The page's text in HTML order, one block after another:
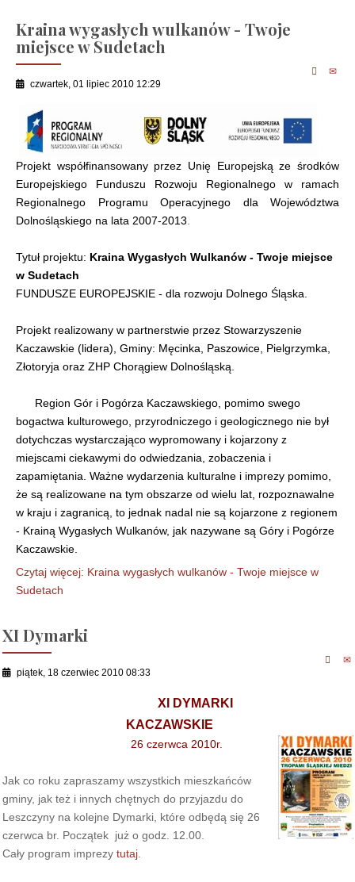
Kraina wygasłych wulkanów - Twoje
miejsce w Sudetach
czwartek, 01 lipiec 2010 12:29
Projekt współfinansowany przez Unię Europejską ze środków
Europejskiego Funduszu Rozwoju Regionalnego w ramach
Regionalnego Programu Operacyjnego dla Województwa
Dolnośląskiego na lata 2007-2013
Tytuł projektu: Kraina Wygasłych Wulkanów - Twoje miejsce
w Sudetach
FUNDUSZE EUROPEJSKIE - dla rozwoju Dolnego Śląska.
Projekt realizowany w partnerstwie przez Stowarzyszenie
Kaczawskie (lidera), Gminy: Męcinka, Paszowice, Pielgrzymka,
Złotoryja oraz ZHP Chorągiew Dolnośląską.
Region Gór i Pogórza Kaczawskiego, pomimo swego
bogactwa kulturowego, przyrodniczego i geologicznego nie był
dotychczas wystarczająco wypromowany i kojarzony z
miejscami ciekawymi do odwiedzania, zobaczenia i
zapamiętania. Ważne wydarzenia kulturalne i imprezy pomimo,
że są realizowane na tym obszarze od wielu lat, rozpoznawalne
w kraju i zagranicą, to jednak nadal nie są kojarzone z regionem
- Krainą Wygasłych Wulkanów, jak nazywane są Góry i Pogórze
Kaczawskie.
Czytaj więcej: Kraina wygasłych wulkanów - Twoje miejsce w
Sudetach
XI Dymarki
piątek, 18 czerwiec 2010 08:33
XI DYMARKI
KACZAWSKIE
26 czerwca 2010r.
Jak co roku zapraszamy wszystkich mieszkańców
gminy, jak też i innych chętnych do przyjazdu do
Leszczyny na kolejne Dymarki, które odbędą się 26
czerwca br. Początek już o godz. 12.00.
Cały program imprezytutaj.